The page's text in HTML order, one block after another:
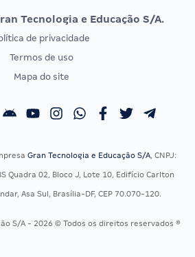
Vunesp
EXAME DE ORDEM
Calendário OAB
Tecnologia e Educação S/A.
de privacidade
Termos de uso
Mapa do site
Gran Tecnologia e Educação S/A, CNPJ:
Quadra 02, Bloco J, Lote 10, Edifício Carlton
Asa Sul, Brasília-DF, CEP 70.070-120.
S/A - 2026 © Todos os direitos reservados ®